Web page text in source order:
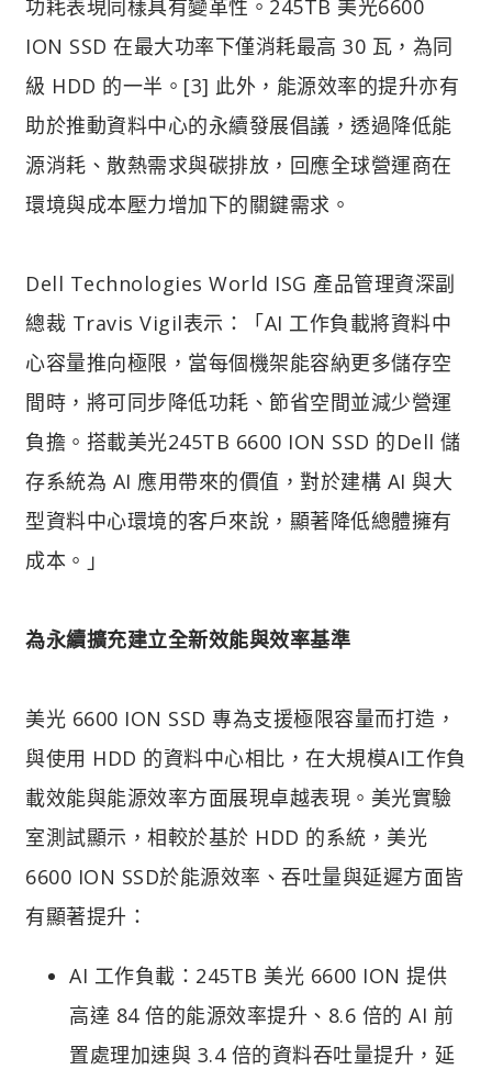
功耗表現同樣具有變革性。245TB 美光6600
ION SSD 在最大功率下僅消耗最高 30 瓦，為同
級 HDD 的一半。[3] 此外，能源效率的提升亦有
助於推動資料中心的永續發展倡議，透過降低能
源消耗、散熱需求與碳排放，回應全球營運商在
環境與成本壓力增加下的關鍵需求。
Dell Technologies World ISG 產品管理資深副
總裁 Travis Vigil表示：「AI 工作負載將資料中
心容量推向極限，當每個機架能容納更多儲存空
間時，將可同步降低功耗、節省空間並減少營運
負擔。搭載美光245TB 6600 ION SSD 的Dell 儲
存系統為 AI 應用帶來的價值，對於建構 AI 與大
型資料中心環境的客戶來說，顯著降低總體擁有
成本。」
為永續擴充建立全新效能與效率基準
美光 6600 ION SSD 專為支援極限容量而打造，
與使用 HDD 的資料中心相比，在大規模AI工作負
載效能與能源效率方面展現卓越表現。美光實驗
室測試顯示，相較於基於 HDD 的系統，美光
6600 ION SSD於能源效率、吞吐量與延遲方面皆
有顯著提升：
AI 工作負載：245TB 美光 6600 ION 提供
高達 84 倍的能源效率提升、8.6 倍的 AI 前
置處理加速與 3.4 倍的資料吞吐量提升，延